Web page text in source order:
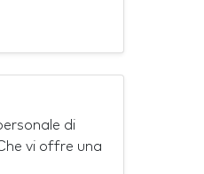
di
vi offre una